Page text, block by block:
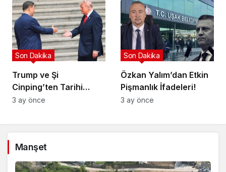
Trump ve Şi
Cinping’ten Tarihi
Ortaklık Mesajı
Son Dakika
3 ay önce
Özkan Yalım’dan Etkin
Pişmanlık İfadeleri!
Son Dakika
3 ay önce
Manşet